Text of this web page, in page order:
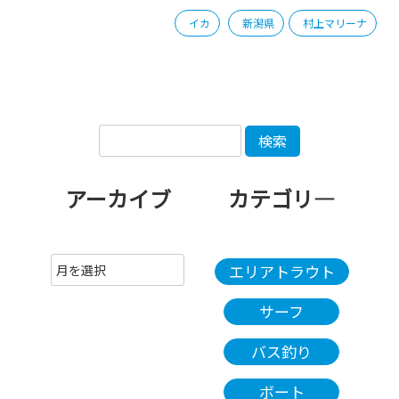
イカ 新潟県 村上マリーナ
アーカイブ カテゴリ―
エリアトラウト
サーフ
バス釣り
ボート